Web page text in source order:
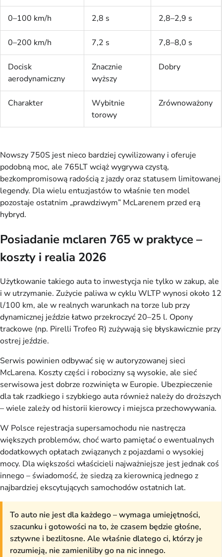
0–100 km/h 2,8 s 2,8–2,9 s
0–200 km/h 7,2 s 7,8–8,0 s
Docisk
aerodynamiczny
Znacznie
wyższy
Dobry
Charakter
Wybitnie
torowy
Zrównoważony
Nowszy 750S jest nieco bardziej cywilizowany i oferuje
podobną moc, ale 765LT wciąż wygrywa czystą,
bezkompromisową radością z jazdy oraz statusem limitowanej
legendy. Dla wielu entuzjastów to właśnie ten model
pozostaje ostatnim „prawdziwym” McLarenem przed erą
hybryd.
Posiadanie mclaren 765 w praktyce –
koszty i realia 2026
Użytkowanie takiego auta to inwestycja nie tylko w zakup, ale
i w utrzymanie. Zużycie paliwa w cyklu WLTP wynosi około 12
l/100 km, ale w realnych warunkach na torze lub przy
dynamicznej jeździe łatwo przekroczyć 20–25 l. Opony
trackowe (np. Pirelli Trofeo R) zużywają się błyskawicznie przy
ostrej jeździe.
Serwis powinien odbywać się w autoryzowanej sieci
McLarena. Koszty części i robocizny są wysokie, ale sieć
serwisowa jest dobrze rozwinięta w Europie. Ubezpieczenie
dla tak rzadkiego i szybkiego auta również należy do droższych
– wiele zależy od historii kierowcy i miejsca przechowywania.
W Polsce rejestracja supersamochodu nie nastręcza
większych problemów, choć warto pamiętać o ewentualnych
dodatkowych opłatach związanych z pojazdami o wysokiej
mocy. Dla większości właścicieli najważniejsze jest jednak coś
innego – świadomość, że siedzą za kierownicą jednego z
najbardziej ekscytujących samochodów ostatnich lat.
To auto nie jest dla każdego – wymaga umiejętności,
szacunku i gotowości na to, że czasem będzie głośne,
sztywne i bezlitosne. Ale właśnie dlatego ci, którzy je
rozumieją, nie zamieniliby go na nic innego.